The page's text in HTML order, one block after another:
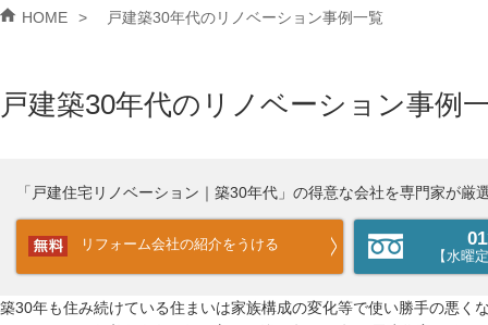
HOME 戸建築30年代のリノベーション事例一覧
戸建築30年代のリノベーション事例
「戸建住宅リノベーション｜築30年代」の得意な会社を専門家が厳
リフォーム会社の紹介をうける
【水曜
築30年も住み続けている住まいは家族構成の変化等で使い勝手の悪く